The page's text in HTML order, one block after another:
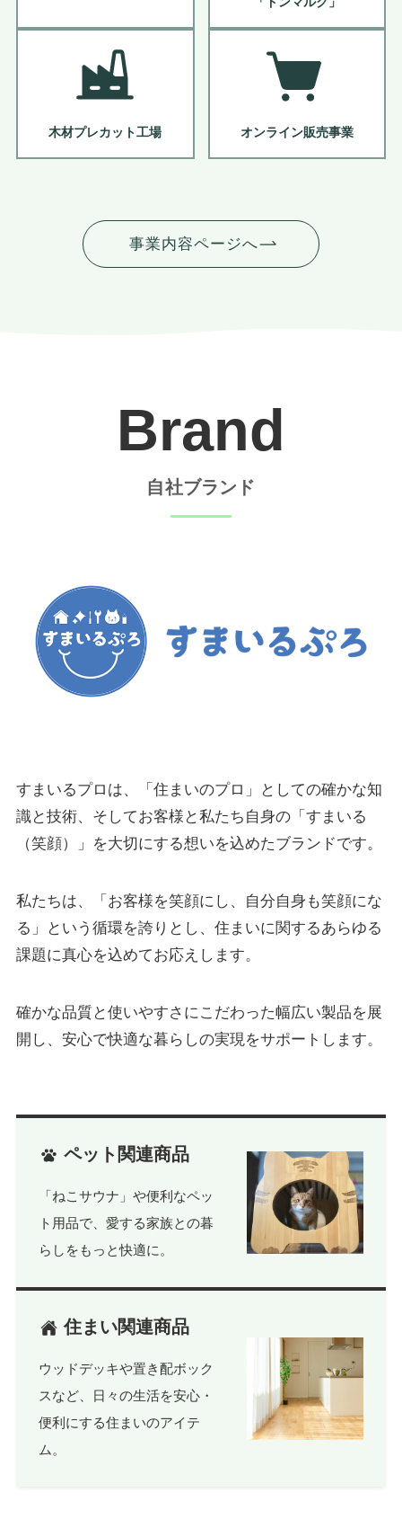
木材プレカット工場 オンライン販売事業
事業内容ページへ
Brand
自社ブランド
すまいるプロは、「住まいのプロ」としての確かな知
識と技術、そしてお客様と私たち自身の「すまいる
（笑顔）」を大切にする想いを込めたブランドです。
私たちは、「お客様を笑顔にし、自分自身も笑顔にな
る」という循環を誇りとし、住まいに関するあらゆる
課題に真心を込めてお応えします。
確かな品質と使いやすさにこだわった幅広い製品を展
開し、安心で快適な暮らしの実現をサポートします。
ペット関連商品
「ねこサウナ」や便利なペッ
ト用品で、愛する家族との暮
らしをもっと快適に。
住まい関連商品
ウッドデッキや置き配ボック
スなど、日々の生活を安心・
便利にする住まいのアイテ
ム。